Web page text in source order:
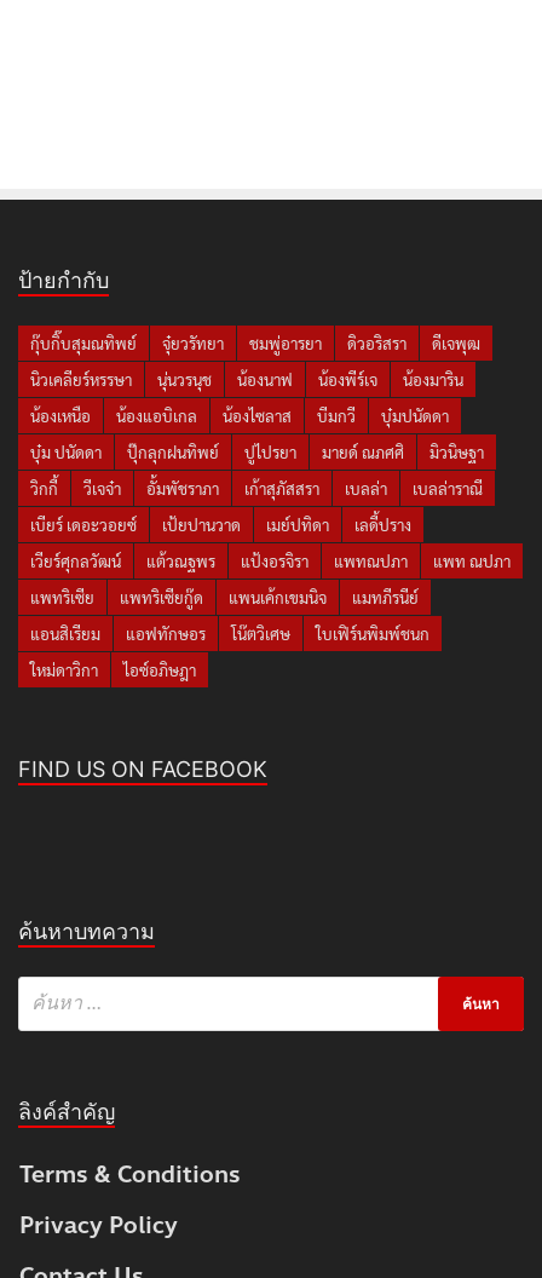
ป้ายกำกับ
กุ๊บกิ๊บสุมณทิพย์ จุ๋ยวรัทยา ชมพู่อารยา ดิวอริสรา
ดีเจพุฒ
นิวเคลียร์หรรษา
นุ่นวรนุช น้องนาฟ น้องพีร์เจ
น้องมาริน
น้องเหนือ
น้องแอบิเกล น้องไซลาส บีมกวี
บุ๋มปนัดดา
บุ๋ม ปนัดดา
ปุ๊กลุกฝนทิพย์ ปูไปรยา มายด์ ณภศศิ
มิวนิษฐา
วิกกี้
วีเจจ๋า อั้มพัชราภา เก้าสุภัสสรา เบลล่า
เบลล่าราณี
เบียร์ เดอะวอยซ์
เป้ยปานวาด เมย์ปทิดา
เลดี้ปราง
เวียร์ศุกลวัฒน์
แต้วณฐพร แป้งอรจิรา แพทณปภา
แพท ณปภา
แพทริเซีย
แพทริเซียกู๊ด แพนเค้กเขมนิจ
แมทภีรนีย์
แอนสิเรียม
แอฟทักษอร โน๊ตวิเศษ
ใบเฟิร์นพิมพ์ชนก
ใหม่ดาวิกา
ไอซ์อภิษฎา
FIND US ON FACEBOOK
ค้นหาบทความ
ลิงค์สำคัญ
Terms & Conditions
Privacy Policy